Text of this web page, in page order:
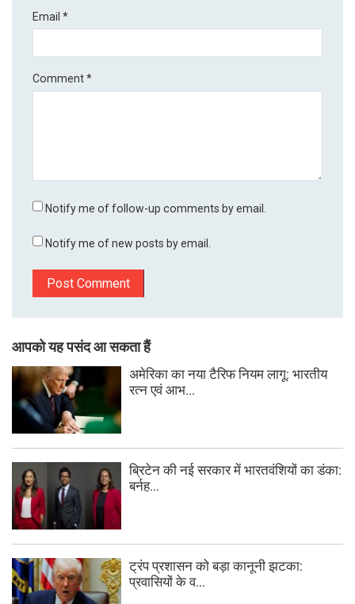
Email*
Comment*
Notify me of follow-up comments by email.
Notify me of new posts by email.
आपको यह पसंद आ सकता हैं
अमेरिका का नया टैरिफ नियम लागू: भारतीय
रत्न एवं आभ...
ब्रिटेन की नई सरकार में भारतवंशियों का डंका:
बर्नह...
ट्रंप प्रशासन को बड़ा कानूनी झटका:
प्रवासियों के व...